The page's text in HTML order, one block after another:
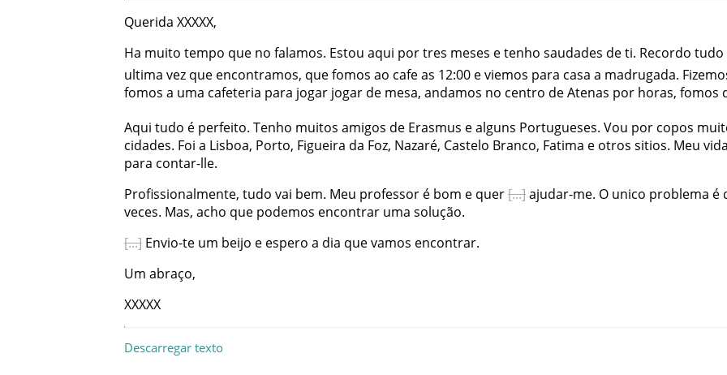
Querida XXXXX,
Ha muito tempo que no falamos. Estou aqui portres meses etenho saudades deti. Recordo tudo
ultima vez que encontramos, quefomos ao cafeas 12:00 eviemos para casa a madrugada.
fomos a uma cafeteria para jogar jogar de mesa, andamos no centro deAtenas por horas, fomos
Aqui tudo é perfeito. Tenho muitos amigos de Erasmus ealguns Portugueses. Vou por copos
cidades. Foi a Lisboa, Porto, Figueira da Foz, Nazaré, Castelo Branco, Fatima e otros sitios. Meu
para contar-lle.
Profissionalmente, tudo vai bem. Meu professor é bom e quer ajudar-me. O unico problema é
veces. Mas, acho que podemos encontrar uma solução.
Envio-te um beijo e espero a dia quevamos encontrar.
Um abraço,
XXXXX
Descarregar texto